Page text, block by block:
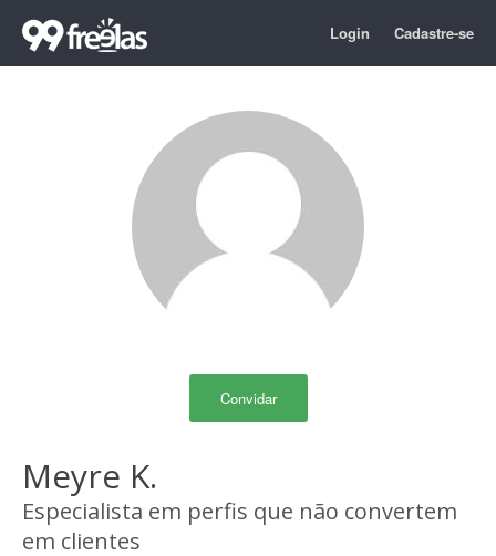
Login Cadastre-se
Convidar
Meyre K.
Especialista em perfis que não convertem
em clientes